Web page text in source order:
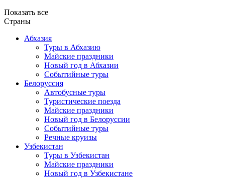
Показать все
Страны
Абхазия
Туры в Абхазию
Майские праздники
Новый год в Абхазии
Событийные туры
Белоруссия
Автобусные туры
Туристические поезда
Майские праздники
Новый год в Белоруссии
Событийные туры
Речные круизы
Узбекистан
Туры в Узбекистан
Майские праздники
Новый год в Узбекистане